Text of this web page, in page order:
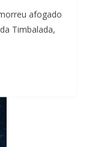
afogado
Timbalada,